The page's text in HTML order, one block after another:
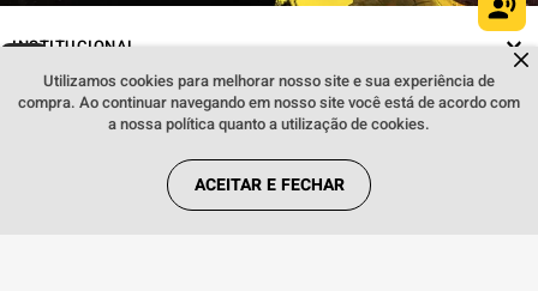
Fale comigo clicando aqui
Utilizamos cookies para melhorar nosso site e sua experiência de
compra. Ao continuar navegando em nosso site você está de acordo com
a nossa política quanto a utilização de cookies.
ACEITAR E FECHAR
INSTITUCIONAL
REGRAS